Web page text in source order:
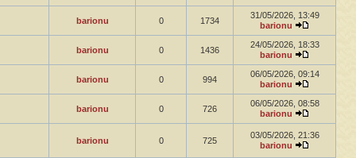
barionu 0 1734
31/05/2026, 13:49
barionu
barionu 0 1436
24/05/2026, 18:33
barionu
barionu 0 994
06/05/2026, 09:14
barionu
barionu 0 726
06/05/2026, 08:58
barionu
barionu 0 725
03/05/2026, 21:36
barionu